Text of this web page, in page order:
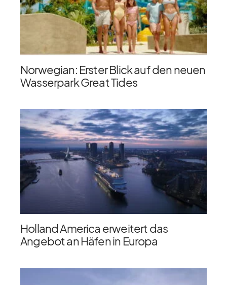
Norwegian: Erster Blick auf den neuen
Wasserpark Great Tides
Holland America erweitert das
Angebot an Häfen in Europa